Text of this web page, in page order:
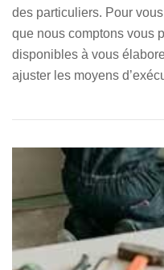
des particuliers. Pour
que nous comptons vous
disponibles à vous
ajuster les moyens